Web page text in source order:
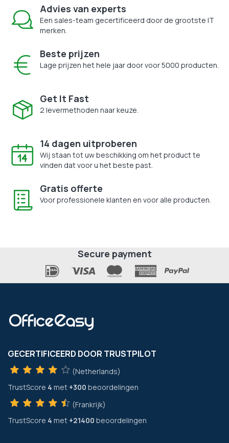
Advies van experts
Een sales-team gecertificeerd door de grootste IT
merken.
Beste prijzen
Lage prijzen het hele jaar door voor 5000 producten.
Get It Fast
2 levermethoden naar keuze.
14 dagen uitproberen
Wij staan tot uw beschikking om het product te
vinden dat voor u het beste past.
Gratis offerte
Voor professionele klanten en voor alle producten.
Secure payment
GECERTIFICEERD DOOR TRUSTPILOT
(Netherlands)
TrustScore 4 met +300 beoordelingen
(Frankrijk)
TrustScore 4 met +21400 beoordelingen